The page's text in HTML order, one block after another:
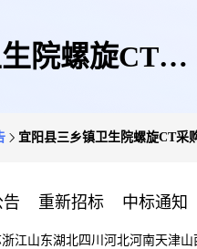
院螺旋CT采
宜阳县三乡镇卫生院螺旋CT采
重新招标 中标通知
浙江山东湖北四川 河北河南天津山